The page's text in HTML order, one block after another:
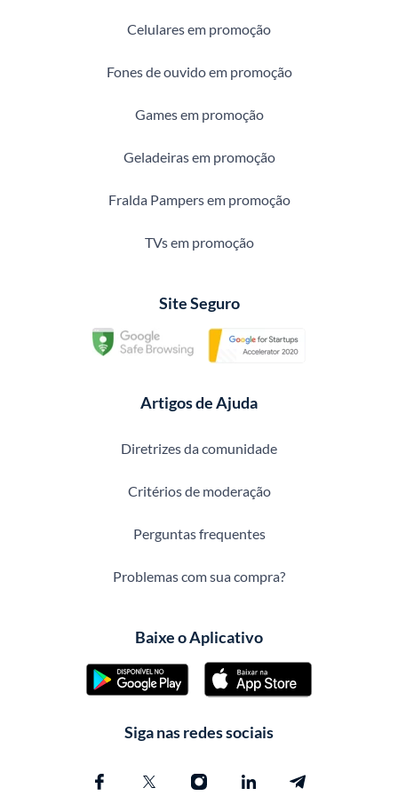
Celulares em promoção
Fones de ouvido em promoção
Games em promoção
Geladeiras em promoção
Fralda Pampers em promoção
TVs em promoção
Site Seguro
Artigos de Ajuda
Diretrizes da comunidade
Critérios de moderação
Perguntas frequentes
Problemas com sua compra?
Baixe o Aplicativo
Siga nas redes sociais